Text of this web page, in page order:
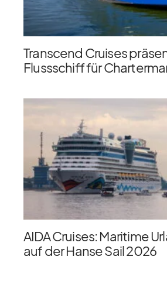
Transcend Cruises
Flussschiff für
AIDA Cruises: Maritime
auf der Hanse Sail 2026